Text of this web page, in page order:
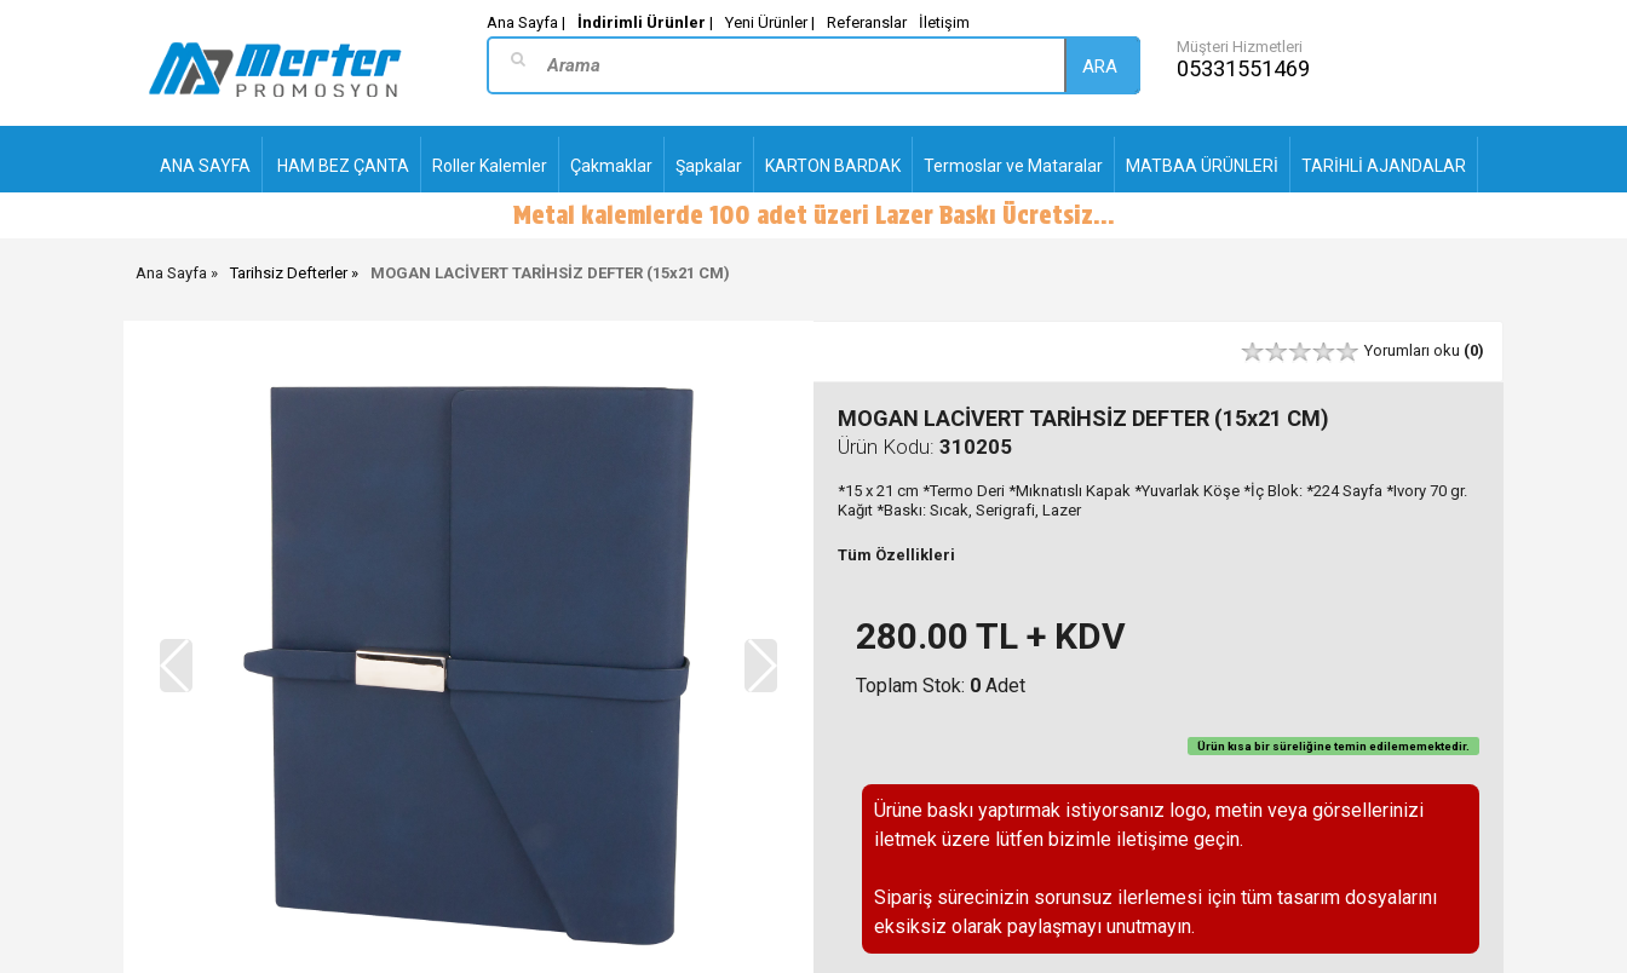
Ana Sayfa | İndirimli Ürünler | Yeni Ürünler | Referanslar İletişim
ARA
Müşteri Hizmetleri
05331551469
ANA SAYFA HAM BEZ ÇANTA Roller Kalemler Çakmaklar Şapkalar KARTON BARDAK Termoslar ve Mataralar MATBAA ÜRÜNLERİ TARİHLİ AJANDALAR
PLASTİK TÜKENMEZ
-
Ana Sayfa Tarihsiz Defterler MOGAN LACİVERT TARİHSİZ DEFTER (15x21 CM)
Yorumları oku (0)
MOGAN LACİVERT TARİHSİZ DEFTER (15x21 CM)
Ürün Kodu: 310205
*15 x 21 cm *Termo Deri *Mıknatıslı Kapak *Yuvarlak Köşe *İç Blok: *224 Sayfa *Ivory 70 gr.
Kağıt *Baskı: Sıcak, Serigrafi, Lazer
Tüm Özellikleri
280.00 TL + KDV
Toplam Stok: 0 Adet
Ürün kısa bir süreliğine teminedilememektedir.
Ürüne baskı yaptırmak istiyorsanız logo, metin veya görsellerinizi
iletmek üzere lütfen bizimle iletişime geçin.
Sipariş sürecinizin sorunsuz ilerlemesi için tüm tasarım dosyalarını
eksiksiz olarak paylaşmayı unutmayın.